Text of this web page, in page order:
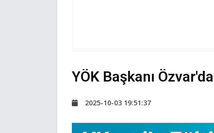
YÖK Başkanı
2025-10-03 19:51:37